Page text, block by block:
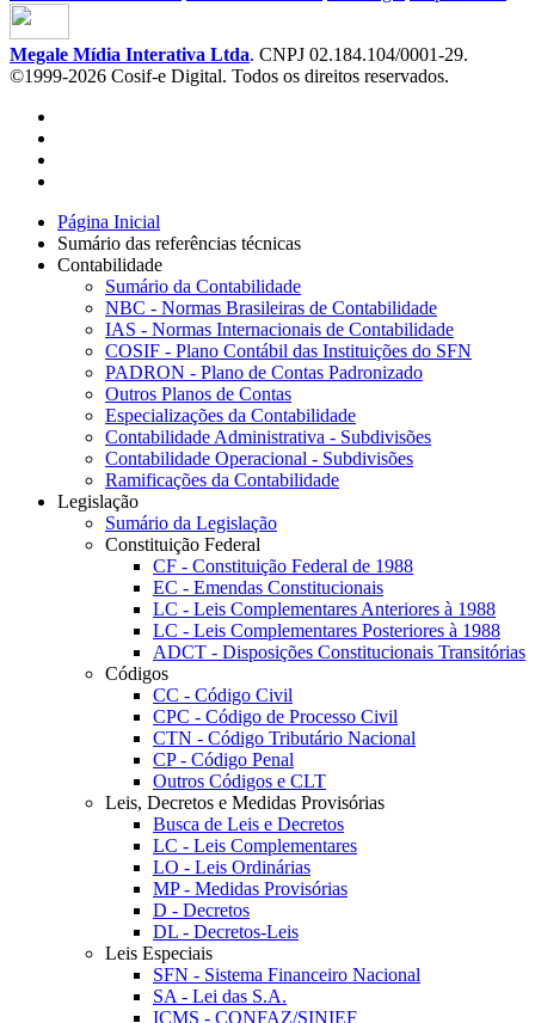
Megale Mídia Interativa Ltda. CNPJ 02.184.104/0001-29.
©1999-2026 Cosif-e Digital. Todos os direitos reservados.
Página Inicial
Sumário das referências técnicas
Contabilidade
Sumário da Contabilidade
NBC - Normas Brasileiras de Contabilidade
IAS - Normas Internacionais de Contabilidade
COSIF - Plano Contábil das Instituições do SFN
PADRON - Plano de Contas Padronizado
Outros Planos de Contas
Especializações da Contabilidade
Contabilidade Administrativa - Subdivisões
Contabilidade Operacional - Subdivisões
Ramificações da Contabilidade
Legislação
Sumário da Legislação
Constituição Federal
CF - Constituição Federal de 1988
EC - Emendas Constitucionais
LC - Leis Complementares Anteriores à 1988
LC - Leis Complementares Posteriores à 1988
ADCT - Disposições Constitucionais Transitórias
Códigos
CC - Código Civil
CPC - Código de Processo Civil
CTN - Código Tributário Nacional
CP - Código Penal
Outros Códigos e CLT
Leis, Decretos e Medidas Provisórias
Busca de Leis e Decretos
LC - Leis Complementares
LO - Leis Ordinárias
MP - Medidas Provisórias
D - Decretos
DL - Decretos-Leis
Leis Especiais
SFN - Sistema Financeiro Nacional
SA - Lei das S.A.
ICMS - CONFAZ/SINIEF